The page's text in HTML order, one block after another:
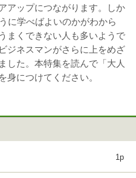
アップにつながります。しか
に学べばよいのかがわから
まくできない人も多いようで
ジネスマンがさらに上をめざ
した。本特集を読んで「大人
身につけてください。
1p